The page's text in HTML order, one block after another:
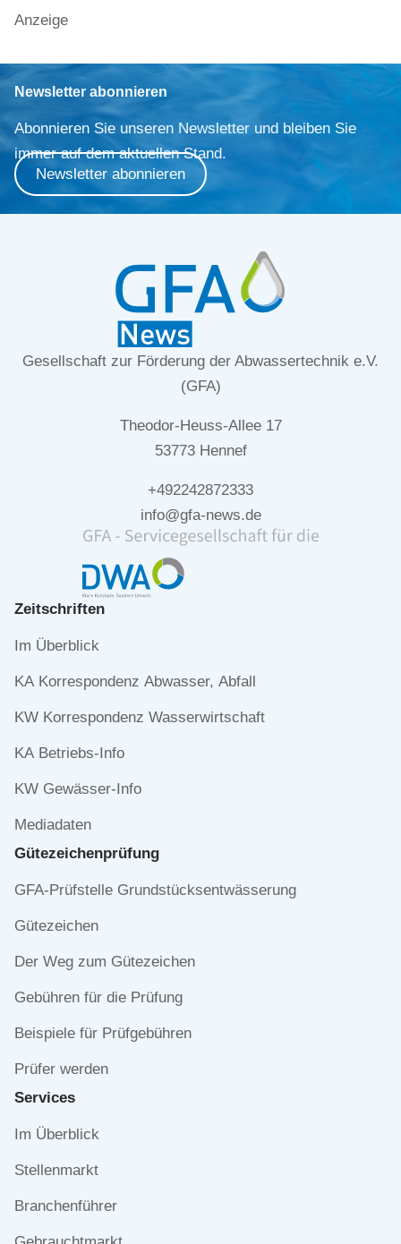
Anzeige
Newsletter abonnieren
Abonnieren Sie unseren Newsletter und bleiben Sie
immer auf dem aktuellen Stand.
Newsletter abonnieren
Gesellschaft zur Förderung der Abwassertechnik e.V.
(GFA)
Theodor-Heuss-Allee 17
53773 Hennef
+492242872333
info@gfa-news.de
Zeitschriften
Navigation
Im Überblick
KA Korrespondenz Abwasser, Abfall
KW Korrespondenz Wasserwirtschaft
KA Betriebs-Info
KW Gewässer-Info
Mediadaten
Gütezeichen­prüfung
Navigation
GFA-Prüfstelle Grundstücksentwässerung
Gütezeichen
Der Weg zum Gütezeichen
Gebühren für die Prüfung
Beispiele für Prüfgebühren
Prüfer werden
Services
Navigation
Im Überblick
Stellenmarkt
Branchenführer